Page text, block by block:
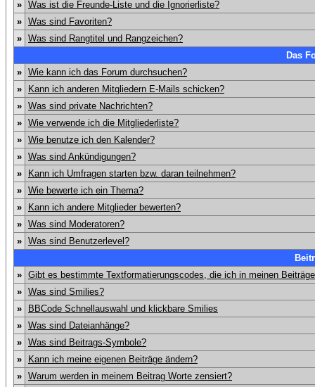
» Was ist die Freunde-Liste und die Ignorierliste?
» Was sind Favoriten?
» Was sind Rangtitel und Rangzeichen?
Das
» Wie kann ich das Forum durchsuchen?
»
Kann ich anderen Mitgliedern E-Mails schicken?
» Was sind private Nachrichten?
» Wie verwende ich die Mitgliederliste?
» Wie benutze ich den Kalender?
» Was sind Ankündigungen?
»
Kann ich Umfragen starten bzw. daran teilnehmen?
» Wie bewerte ich ein Thema?
»
Kann ich andere Mitglieder bewerten?
» Was sind Moderatoren?
» Was sind Benutzerlevel?
» Gibt es bestimmte Textformatierungscodes, die ich in meinen
» Was sind Smilies?
»
BBCode Schnellauswahl und klickbare Smilies
» Was sind Dateianhänge?
» Was sind Beitrags-Symbole?
»
Kann ich meine eigenen Beiträge ändern?
» Warum werden in meinem Beitrag Worte zensiert?